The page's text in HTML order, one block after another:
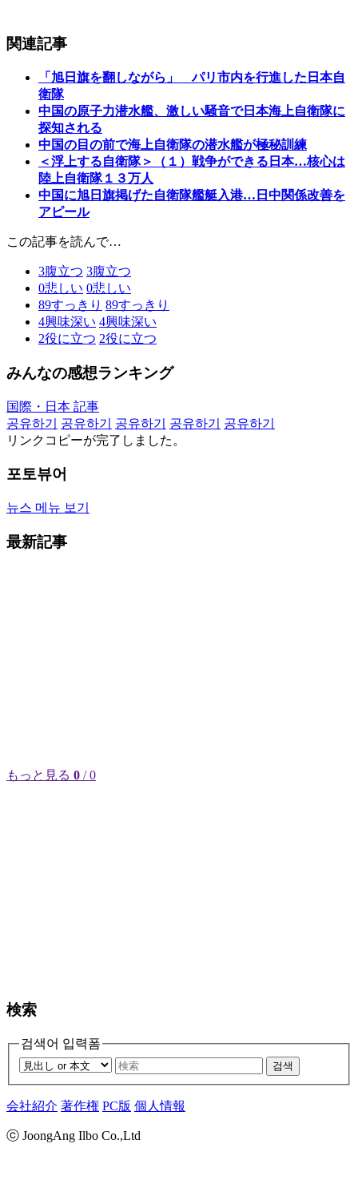
関連記事
「旭日旗を翻しながら」 パリ市内を行進した日本自
衛隊
中国の原子力潜水艦、激しい騒音で日本海上自衛隊に
探知される
中国の目の前で海上自衛隊の潜水艦が極秘訓練
＜浮上する自衛隊＞（１）戦争ができる日本…核心は
陸上自衛隊１３万人
中国に旭日旗掲げた自衛隊艦艇入港…日中関係改善を
アピール
この記事を読んで…
3腹立つ 3腹立つ
0悲しい 0悲しい
89すっきり 89すっきり
4興味深い 4興味深い
2役に立つ 2役に立つ
みんなの感想ランキング
国際・日本 記事
공유하기
공유하기 공유하기 공유하기
공유하기
リンクコピーが完了しました。
포토뷰어
뉴스 메뉴 보기
最新記事
もっと見る 0 / 0
検索
검색어 입력폼
검색
会社紹介 著作権 PC版 個人情報
ⓒ JoongAng Ilbo Co.,Ltd